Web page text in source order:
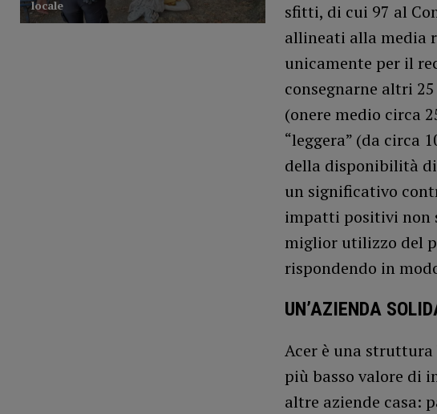
sfitti, di cui 97 al
allineati alla media
unicamente per il
consegnarne altri
(onere medio circa
“leggera” (da circa
della disponibilità
un significativo
impatti positivi non
miglior utilizzo del
rispondendo in
UN’AZIENDA
Acer è una struttura
più basso valore di
altre aziende casa: